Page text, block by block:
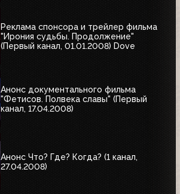
Реклама спонсора и трейлер фильма
"Ирония судьбы. Продолжение"
(Первый канал, 01.01.2008) Dove
Анонс документального фильма
"Фетисов. Полвека славы" (Первый
канал, 17.04.2008)
Анонс Что? Где? Когда? (1 канал,
27.04.2008)